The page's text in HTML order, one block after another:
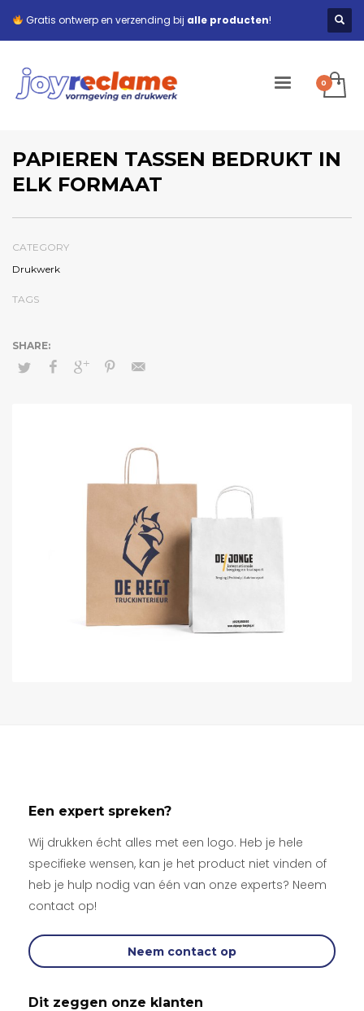
Gratis ontwerp en verzending bij alle producten!
PAPIEREN TASSEN BEDRUKT IN
ELK FORMAAT
CATEGORY
Drukwerk
TAGS
Een expert spreken?
Wij drukken écht alles met een logo. Heb je hele
specifieke wensen, kan je het product niet vinden of
heb je hulp nodig van één van onze experts? Neem
contact op!
Neem contact op
Dit zeggen onze klanten